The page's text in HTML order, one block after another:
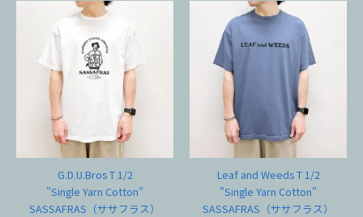
G.D.U.Bros T 1/2
"Single Yarn Cotton"
SASSAFRAS（ササフラス）
Leaf and Weeds T 1/2
"Single Yarn Cotton"
SASSAFRAS（ササフラス）